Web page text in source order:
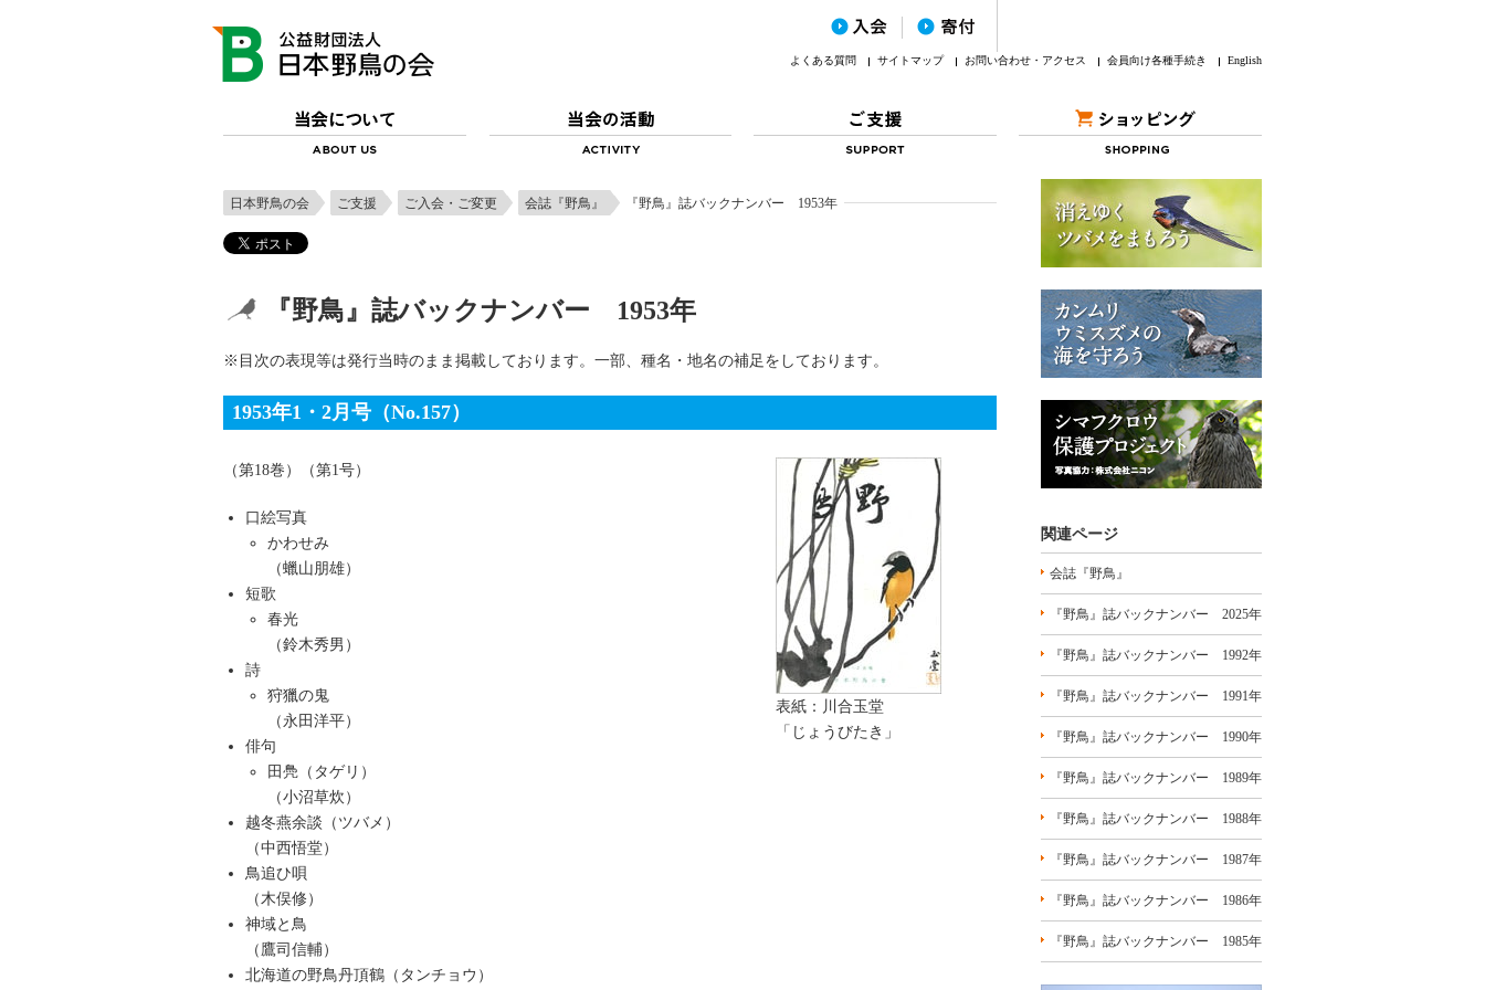
よくある質問 サイトマップ お問い合わせ・アクセス 会員向け各種手続き English
日本野鳥の会 ご支援 ご入会・ご変更 会誌『野鳥』 『野鳥』誌バックナンバー 1953年
『野鳥』誌バックナンバー 1953年
※目次の表現等は発行当時のまま掲載しております。一部、種名・地名の補足をしております。
1953年1・2月号（No.157）
表紙：川合玉堂
「じょうびたき」
（第18巻）（第1号）
口絵写真
かわせみ
（蠟山朋雄）
短歌
春光
（鈴木秀男）
詩
狩獵の鬼
（永田洋平）
俳句
田鳧（タゲリ）
（小沼草炊）
越冬燕余談（ツバメ）
（中西悟堂）
鳥追ひ唄
（木俣修）
神域と鳥
（鷹司信輔）
北海道の野鳥丹頂鶴（タンチョウ）
関連ページ
会誌『野鳥』
『野鳥』誌バックナンバー 2025年
『野鳥』誌バックナンバー 1992年
『野鳥』誌バックナンバー 1991年
『野鳥』誌バックナンバー 1990年
『野鳥』誌バックナンバー 1989年
『野鳥』誌バックナンバー 1988年
『野鳥』誌バックナンバー 1987年
『野鳥』誌バックナンバー 1986年
『野鳥』誌バックナンバー 1985年